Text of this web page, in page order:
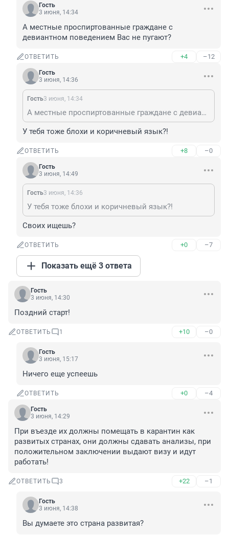
Гость
3 июня, 14:34
А местные проспиртованные граждане с
девиантном поведением Вас не пугают?
ОТВЕТИТЬ +4 –12
Гость
3 июня, 14:36
Гость3 июня, 14:34
А местные проспиртованные граждане с девиантном поведением Вас не пугают?
У тебя тоже блохи и коричневый язык?!
ОТВЕТИТЬ +8 –0
Гость
3 июня, 14:49
Гость3 июня, 14:36
У тебя тоже блохи и коричневый язык?!
Своих ищешь?
ОТВЕТИТЬ +0 –7
Показать ещё 3 ответа
Гость
3 июня, 14:30
Поздний старт!
ОТВЕТИТЬ 1 +10 –0
Гость
3 июня, 15:17
Ничего еще успеешь
ОТВЕТИТЬ +0 –4
Гость
3 июня, 14:29
При въезде их должны помещать в карантин как
развитых странах, они должны сдавать анализы, при
положительном заключении выдают визу и идут
работать!
ОТВЕТИТЬ 3 +22 –1
Гость
3 июня, 14:38
Вы думаете это страна развитая?